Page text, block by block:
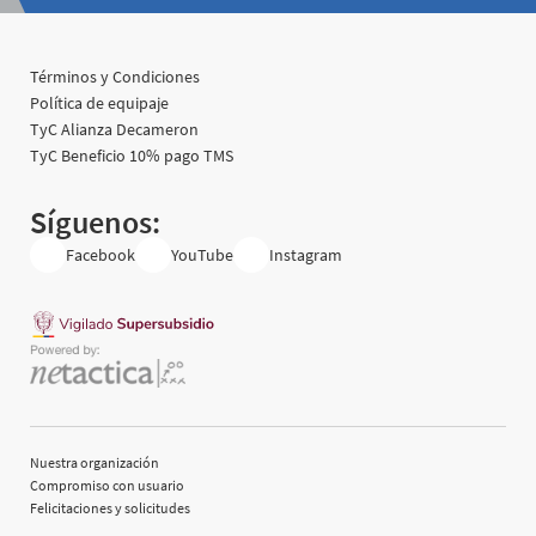
Términos y Condiciones
Política de equipaje
TyC Alianza Decameron
TyC Beneficio 10% pago TMS
Síguenos:
Facebook YouTube Instagram
Nuestra organización
Compromiso con usuario
Felicitaciones y solicitudes